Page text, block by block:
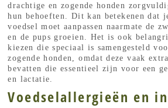
drachtige en zogende honden
hun behoeften. Dit kan betekenen dat
voedsel moet aanpassen naarmate de
en de pups groeien. Het is ook
kiezen die speciaal is samengesteld
zogende honden, omdat deze vaak
bevatten die essentieel zijn voor een
en lactatie.
Voedselallergieën en